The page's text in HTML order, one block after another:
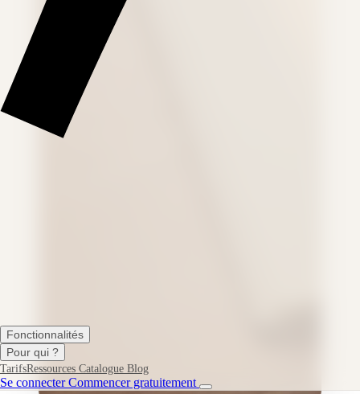
Fonctionnalités
Pour qui ?
TarifsRessources Catalogue Blog
Se connecterCommencer gratuitement